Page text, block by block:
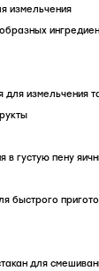
измельчения
для измельчения
в густую пену
быстрого
для